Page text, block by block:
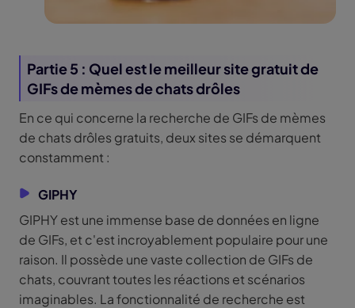
Partie 5 : Quel est le meilleur site gratuit de
GIFs de mèmes de chats drôles
En ce qui concerne la recherche de GIFs de mèmes
de chats drôles gratuits, deux sites se démarquent
constamment :
GIPHY
GIPHY est une immense base de données en ligne
de GIFs, et c'est incroyablement populaire pour une
raison. Il possède une vaste collection de GIFs de
chats, couvrant toutes les réactions et scénarios
imaginables. La fonctionnalité de recherche est